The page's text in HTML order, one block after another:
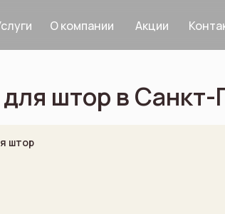
О компании
Дизайнерам
Акции
штор в Санкт-
штор